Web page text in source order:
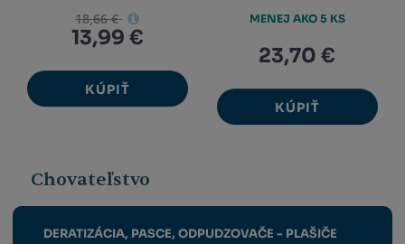
18,66 €
13,99 €
KÚPIŤ
23,70 €
KÚPIŤ
MENEJ AKO 5 KS
Chovateľstvo
DERATIZÁCIA, PASCE, ODPUDZOVAČE - PLAŠIČE